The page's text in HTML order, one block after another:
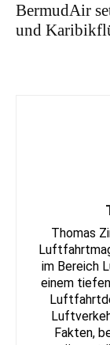
BermudAir
und
Thomas
im Bereich
einem
Fakten,